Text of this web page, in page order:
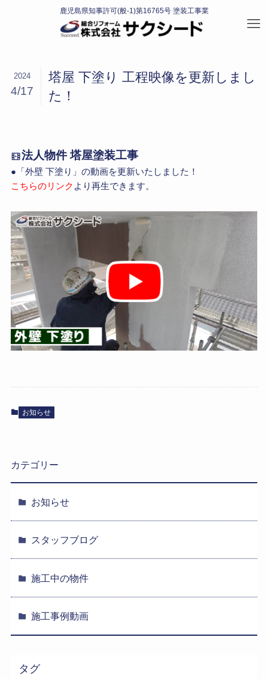
塔屋 下塗り 工程映像を更新しまし
た！
2024
4/17
法人物件 塔屋塗装工事
●「外壁 下塗り」の動画を更新いたしました！
こちらのリンク より再生できます。
お知らせ
カテゴリー
お知らせ
スタッフブログ
施工中の物件
施工事例動画
タグ